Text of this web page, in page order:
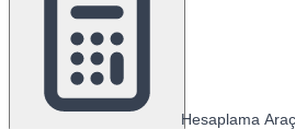
Hesaplama